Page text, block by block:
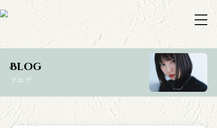
Blog
ブログ